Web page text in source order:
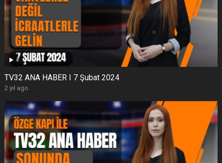
TV32 ANA HABER I 7 Şubat 2024
2 yıl ago